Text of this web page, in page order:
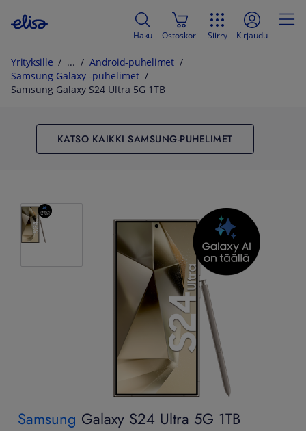
Haku Ostoskori Siirry Kirjaudu
Yrityksille
Android-puhelimet
Samsung Galaxy -puhelimet
Samsung Galaxy S24 Ultra 5G 1TB
KATSO KAIKKI SAMSUNG-PUHELIMET
Samsung Galaxy S24 Ultra 5G 1TB